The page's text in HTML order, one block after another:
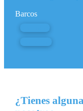
Barcos
¿Tienes